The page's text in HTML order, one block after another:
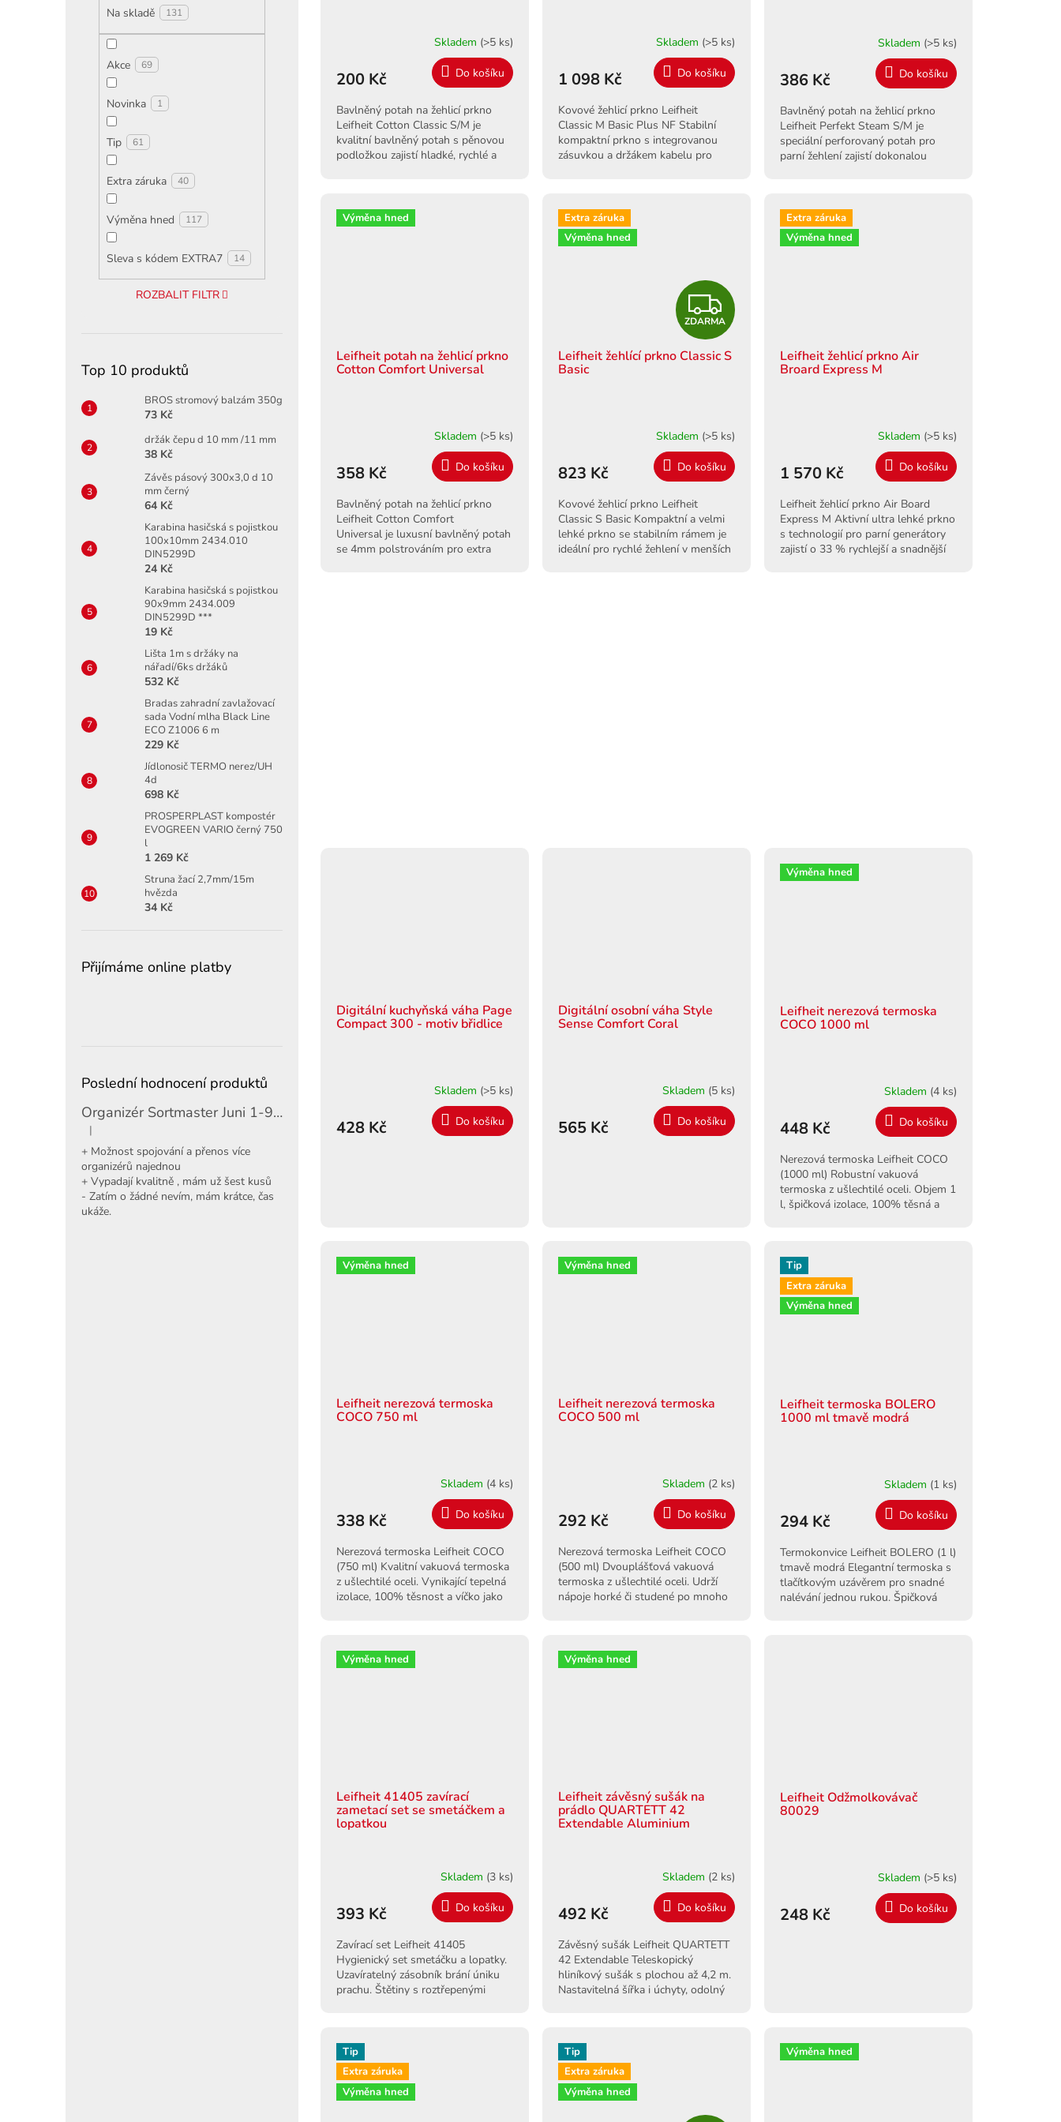
Na skladě 131
Akce 69
Novinka 1
Tip 61
Extra záruka 40
Výměna hned 117
Sleva s kódem EXTRA7 14
ROZBALIT FILTR
Top 10 produktů
BROS stromový balzám 350g
73 Kč
držák čepu d 10 mm /11 mm
38 Kč
Závěs pásový 300x3,0 d 10
mm černý
64 Kč
Karabina hasičská s pojistkou
100x10mm 2434.010
DIN5299D
24 Kč
Karabina hasičská s pojistkou
90x9mm 2434.009
DIN5299D ***
19 Kč
Lišta 1m s držáky na
nářadí/6ks držáků
532 Kč
Bradas zahradní zavlažovací
sada Vodní mlha Black Line
ECO Z1006 6 m
229 Kč
Jídlonosič TERMO nerez/UH
4d
698 Kč
PROSPERPLAST kompostér
EVOGREEN VARIO černý 750
l
1 269 Kč
Struna žací 2,7mm/15m
hvězda
34 Kč
Přijímáme online platby
Poslední hodnocení produktů
Organizér Sortmaster Juni 1-97-483
Hodnocení produktu je 5 z 5 hvězdiček.
|
+ Možnost spojování a přenos více
organizérů najednou
+ Vypadají kvalitně , mám už šest kusů
- Zatím o žádné nevím, mám krátce, čas
ukáže.
Skladem (>5 ks)
200 Kč Do košíku
Bavlněný potah na žehlicí prkno
Leifheit Cotton Classic S/M je
kvalitní bavlněný potah s pěnovou
podložkou zajistí hladké, rychlé a
Skladem (>5 ks)
1 098 Kč Do košíku
Kovové žehlicí prkno Leifheit
Classic M Basic Plus NF Stabilní
kompaktní prkno s integrovanou
zásuvkou a držákem kabelu pro
Skladem (>5 ks)
386 Kč Do košíku
Bavlněný potah na žehlicí prkno
Leifheit Perfekt Steam S/M je
speciální perforovaný potah pro
parní žehlení zajistí dokonalou
Výměna hned
Leifheit potah na žehlicí prkno
Cotton Comfort Universal
Skladem (>5 ks)
358 Kč Do košíku
Bavlněný potah na žehlicí prkno
Leifheit Cotton Comfort
Universal je luxusní bavlněný potah
se 4mm polstrováním pro extra
Extra záruka
Výměna hned
Z
D
A
M
A
ZDARMA
Leifheit žehlící prkno Classic S
Basic
Skladem (>5 ks)
823 Kč Do košíku
Kovové žehlicí prkno Leifheit
Classic S Basic Kompaktní a velmi
lehké prkno se stabilním rámem je
ideální pro rychlé žehlení v menších
Extra záruka
Výměna hned
Leifheit žehlicí prkno Air
Broard Express M
Skladem (>5 ks)
1 570 Kč Do košíku
Leifheit žehlicí prkno Air Board
Express M Aktivní ultra lehké prkno
s technologií pro parní generátory
zajistí o 33 % rychlejší a snadnější
Digitální kuchyňská váha Page
Compact 300 - motiv břidlice
Skladem (>5 ks)
428 Kč Do košíku
Digitální osobní váha Style
Sense Comfort Coral
Skladem (5 ks)
565 Kč Do košíku
Výměna hned
Leifheit nerezová termoska
COCO 1000 ml
Skladem (4 ks)
448 Kč Do košíku
Nerezová termoska Leifheit COCO
(1000 ml) Robustní vakuová
termoska z ušlechtilé oceli. Objem 1
l, špičková izolace, 100% těsná a
Výměna hned
Leifheit nerezová termoska
COCO 750 ml
Skladem (4 ks)
338 Kč Do košíku
Nerezová termoska Leifheit COCO
(750 ml) Kvalitní vakuová termoska
z ušlechtilé oceli. Vynikající tepelná
izolace, 100% těsnost a víčko jako
Výměna hned
Leifheit nerezová termoska
COCO 500 ml
Skladem (2 ks)
292 Kč Do košíku
Nerezová termoska Leifheit COCO
(500 ml) Dvouplášťová vakuová
termoska z ušlechtilé oceli. Udrží
nápoje horké či studené po mnoho
Tip
Extra záruka
Výměna hned
Leifheit termoska BOLERO
1000 ml tmavě modrá
Skladem (1 ks)
294 Kč Do košíku
Termokonvice Leifheit BOLERO (1 l)
tmavě modrá Elegantní termoska s
tlačítkovým uzávěrem pro snadné
nalévání jednou rukou. Špičková
Výměna hned
Leifheit 41405 zavírací
zametací set se smetáčkem a
lopatkou
Skladem (3 ks)
393 Kč Do košíku
Zavírací set Leifheit 41405
Hygienický set smetáčku a lopatky.
Uzavíratelný zásobník brání úniku
prachu. Štětiny s roztřepenými
Výměna hned
Leifheit závěsný sušák na
prádlo QUARTETT 42
Extendable Aluminium
Skladem (2 ks)
492 Kč Do košíku
Závěsný sušák Leifheit QUARTETT
42 Extendable Teleskopický
hliníkový sušák s plochou až 4,2 m.
Nastavitelná šířka i úchyty, odolný
Leifheit Odžmolkovávač
80029
Skladem (>5 ks)
248 Kč Do košíku
Tip
Extra záruka
Výměna hned
Tip
Extra záruka
Výměna hned
Výměna hned